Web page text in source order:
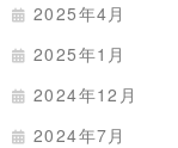
2025年4月
2025年1月
2024年12月
2024年7月